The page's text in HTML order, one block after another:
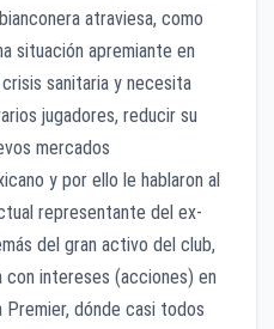
atraviesa, como
situación apremiante en
sanitaria y necesita
jugadores, reducir su
mercados
y por ello le hablaron al
representante del ex-
del gran activo del club,
con intereses (acciones) en
Premier, dónde casi todos